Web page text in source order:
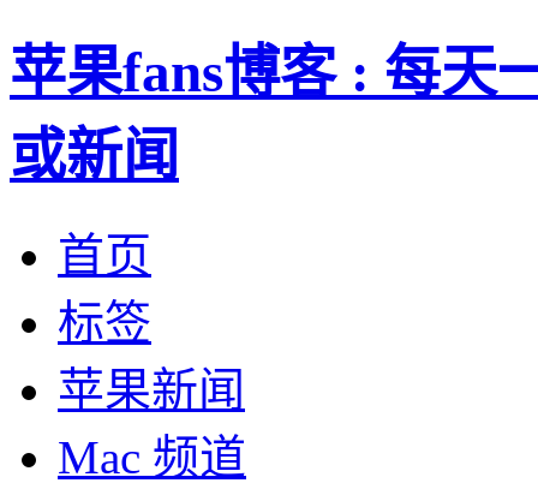
苹果fans博客 : 每天
或新闻
首页
标签
苹果新闻
Mac 频道